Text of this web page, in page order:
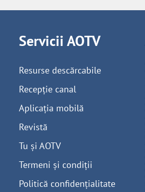
Servicii AOTV
Resurse descărcabile
Recepție canal
Aplicația mobilă
Revistă
Tu și AOTV
Termeni și condiții
Politică confidențialitate